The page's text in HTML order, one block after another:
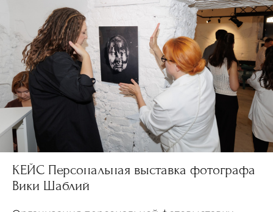
КЕЙС Персональная выставка фотографа
Вики Шаблий